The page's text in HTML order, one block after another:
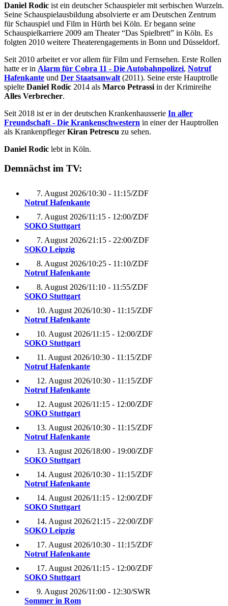
Daniel Rodic ist ein deutscher Schauspieler mit serbischen Wurzeln.
Seine Schauspielausbildung absolvierte er am Deutschen Zentrum
für Schauspiel und Film in Hürth bei Köln. Er begann seine
Schauspielkarriere 2009 am Theater “Das Spielbrett” in Köln. Es
folgten 2010 weitere Theaterengagements in Bonn und Düsseldorf.
Seit 2010 arbeitet er vor allem für Film und Fernsehen. Erste Rollen
hatte er in Alarm für Cobra 11 - Die Autobahnpolizei, Notruf
Hafenkante und Der Staatsanwalt (2011). Seine erste Hauptrolle
spielte Daniel Rodic 2014 als Marco Petrassi in der Krimireihe
Alles Verbrecher.
Seit 2018 ist er in der deutschen Krankenhausserie In aller
Freundschaft - Die Krankenschwestern in einer der Hauptrollen
als KrankenpflegerKiran Petrescu zu sehen.
Daniel Rodic lebt in Köln.
Demnächst im TV:
7. August 2026/10:30 - 11:15/ZDF
Notruf Hafenkante
7. August 2026/11:15 - 12:00/ZDF
SOKO Stuttgart
7. August 2026/21:15 - 22:00/ZDF
SOKO Leipzig
8. August 2026/10:25 - 11:10/ZDF
Notruf Hafenkante
8. August 2026/11:10 - 11:55/ZDF
SOKO Stuttgart
10. August 2026/10:30 - 11:15/ZDF
Notruf Hafenkante
10. August 2026/11:15 - 12:00/ZDF
SOKO Stuttgart
11. August 2026/10:30 - 11:15/ZDF
Notruf Hafenkante
12. August 2026/10:30 - 11:15/ZDF
Notruf Hafenkante
12. August 2026/11:15 - 12:00/ZDF
SOKO Stuttgart
13. August 2026/10:30 - 11:15/ZDF
Notruf Hafenkante
13. August 2026/18:00 - 19:00/ZDF
SOKO Stuttgart
14. August 2026/10:30 - 11:15/ZDF
Notruf Hafenkante
14. August 2026/11:15 - 12:00/ZDF
SOKO Stuttgart
14. August 2026/21:15 - 22:00/ZDF
SOKO Leipzig
17. August 2026/10:30 - 11:15/ZDF
Notruf Hafenkante
17. August 2026/11:15 - 12:00/ZDF
SOKO Stuttgart
9. August 2026/11:00 - 12:30/SWR
Sommer in Rom